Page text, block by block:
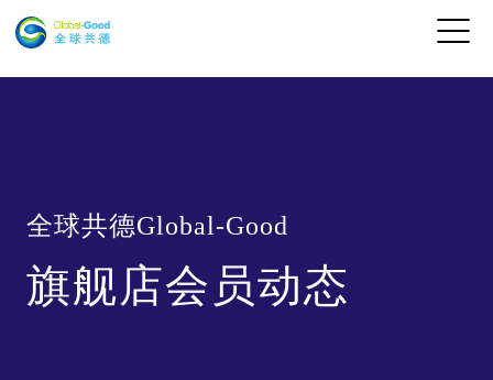
全球共德Global-Good
旗舰店会员动态